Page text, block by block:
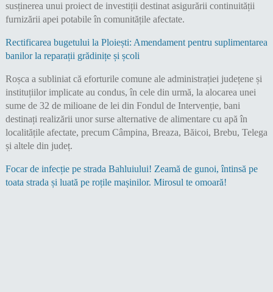
susținerea unui proiect de investiții destinat asigurării continuității
furnizării apei potabile în comunitățile afectate.
Rectificarea bugetului la Ploiești: Amendament pentru suplimentarea
banilor la reparații grădinițe și școli
Roșca a subliniat că eforturile comune ale administrației județene și
instituțiilor implicate au condus, în cele din urmă, la alocarea unei
sume de 32 de milioane de lei din Fondul de Intervenție, bani
destinați realizării unor surse alternative de alimentare cu apă în
localitățile afectate, precum Câmpina, Breaza, Băicoi, Brebu, Telega
și altele din județ.
Focar de infecție pe strada Bahluiului! Zeamă de gunoi, întinsă pe
toata strada și luată pe roțile mașinilor. Mirosul te omoară!